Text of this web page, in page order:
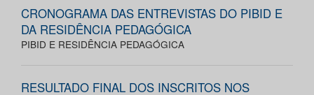
CRONOGRAMA DAS ENTREVISTAS DO PIBID E
DA RESIDÊNCIA PEDAGÓGICA
PIBID E RESIDÊNCIA PEDAGÓGICA
RESULTADO FINAL DOS INSCRITOS NOS